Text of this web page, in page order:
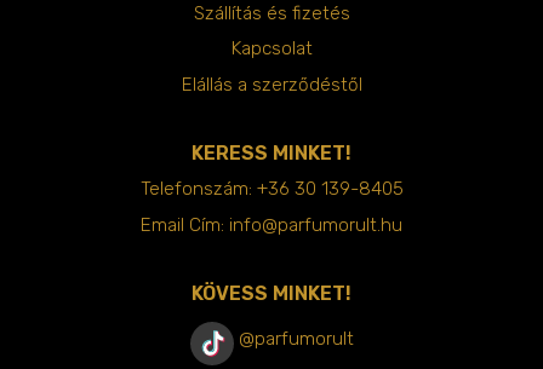
Szállítás és fizetés
Kapcsolat
Elállás a szerződéstől
KERESS MINKET!
Telefonszám: +36 30 139-8405
Email Cím: info@parfumorult.hu
KÖVESS MINKET!
@parfumorult